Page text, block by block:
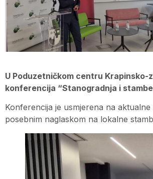
U Poduzetničkom centru
konferencija “Stanogradnja i
Konferencija je usmjerena na
posebnim naglaskom na lokalne